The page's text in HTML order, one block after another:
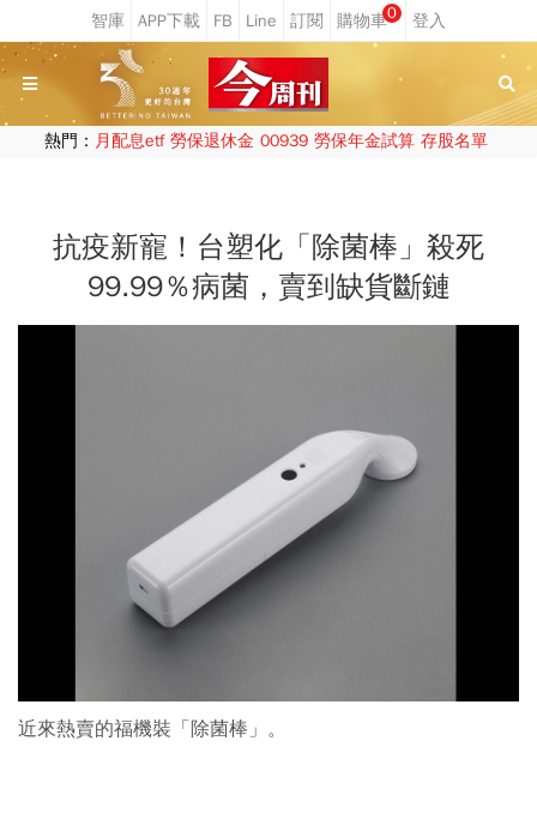
0
熱門： 月配息etf 勞保退休金 00939 勞保年金試算 存股名單
抗疫新寵！台塑化「除菌棒」殺死
99.99％病菌，賣到缺貨斷鏈
近來熱賣的福機裝「除菌棒」。